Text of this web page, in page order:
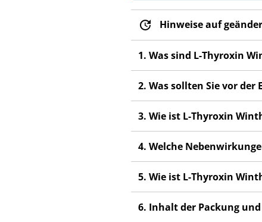
Hinweise auf
1. Was sind L-Thyroxin
2. Was sollten Sie vor
3. Wie ist L-Thyroxin
4. Welche
5. Wie ist L-Thyroxin
6. Inhalt der Packung